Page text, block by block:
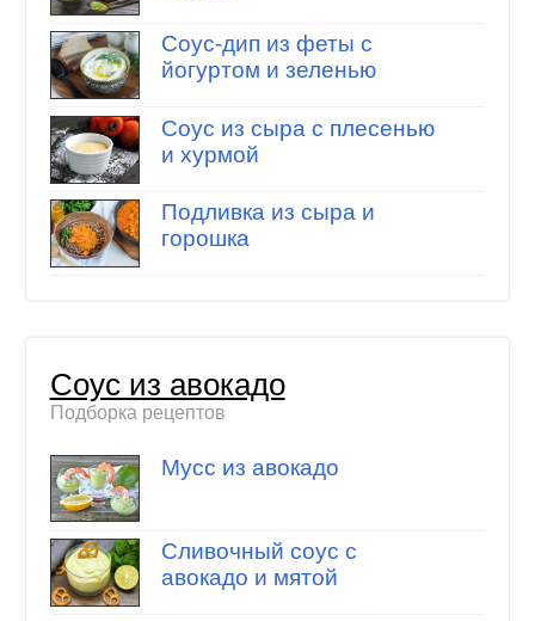
Соус-дип из феты с
йогуртом и зеленью
Соус из сыра с плесенью
и хурмой
Подливка из сыра и
горошка
Соус из авокадо
Подборка рецептов
Мусс из авокадо
Сливочный соус с
авокадо и мятой